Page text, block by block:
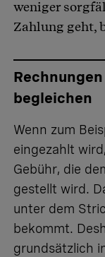
weniger
Zahlung geht,
begleichen
Wenn zum
eingezahlt
Gebühr, die
gestellt wird.
unter dem
bekommt.
grundsätzlich